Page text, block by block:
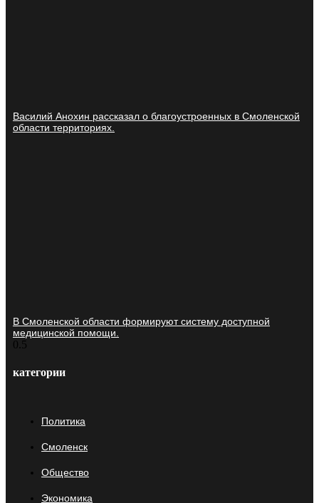
Василий Анохин рассказал о благоустроенных в Смоленской
области территориях.
В Смоленской области формируют систему доступной
медицинской помощи.
категории
Политика
Смоленск
Общество
Экономика